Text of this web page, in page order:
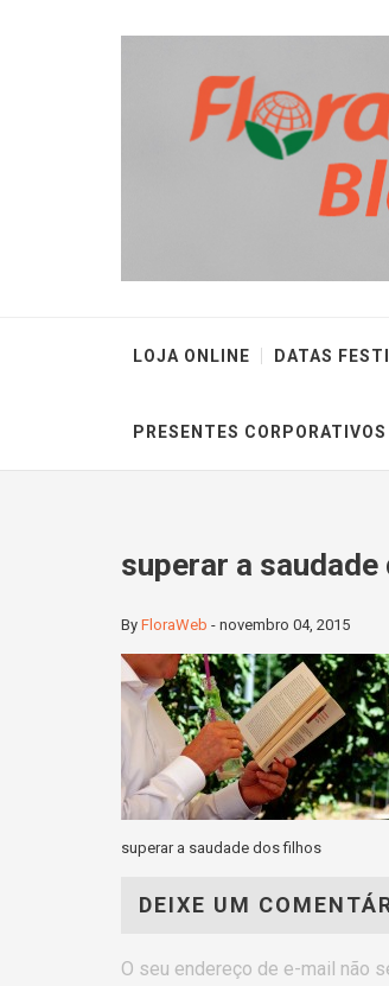
LOJA ONLINE DATAS
PRESENTES CORPORATIVOS
superar a
By FloraWeb - novembro 04, 2015
superar a saudade dos filhos
DEIXE UM
O seu endereço de e-mail não